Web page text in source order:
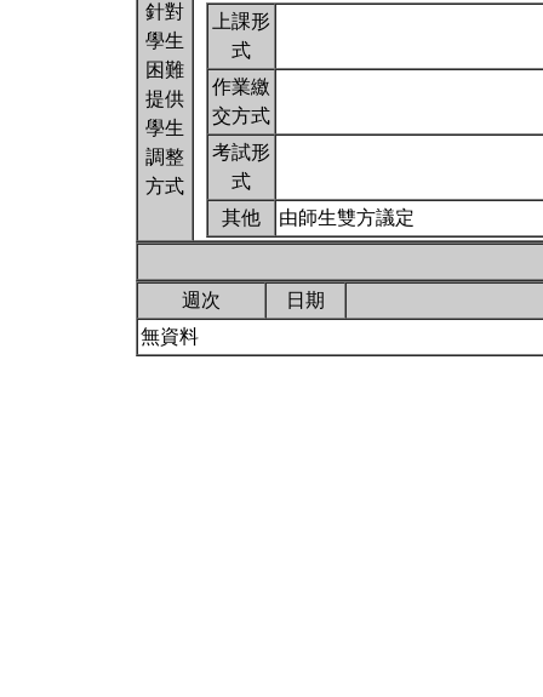
針對
學生
困難
提供
學生
調整
方式
上課形
式
作業繳
交方式
考試形
式
其他
由師生雙方議定
週次
日期
無資料